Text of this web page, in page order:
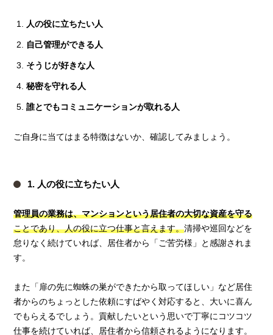
人の役に立ちたい人
自己管理ができる人
そうじが好きな人
秘密を守れる人
誰とでもコミュニケーションが取れる人
ご自身に当てはまる特徴はないか、確認してみましょう。
1. 人の役に立ちたい人
管理員の業務は、マンションという居住者の大切な資産を守る
ことであり、人の役に立つ仕事と言えます。清掃や巡回などを
怠りなく続けていれば、居住者から「ご苦労様」と感謝されま
す。
また「扉の先に蜘蛛の巣ができたから取ってほしい」など居住
者からのちょっとした依頼にすばやく対応すると、大いに喜ん
でもらえるでしょう。貢献したいという思いで丁寧にコツコツ
仕事を続けていれば、居住者から信頼されるようになります。